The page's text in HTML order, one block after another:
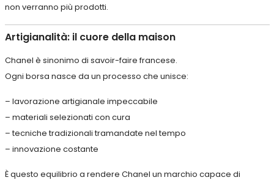
non verranno più prodotti.
Artigianalità: il cuore della maison
Chanel è sinonimo di savoir-faire francese.
Ogni borsa nasce da un processo che unisce:
– lavorazione artigianale impeccabile
– materiali selezionati con cura
– tecniche tradizionali tramandate nel tempo
– innovazione costante
È questo equilibrio a rendere Chanel un marchio capace di